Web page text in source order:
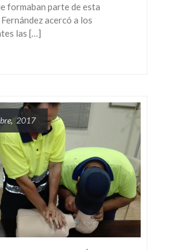
formaban parte de esta
acercó a los
las […]
2017